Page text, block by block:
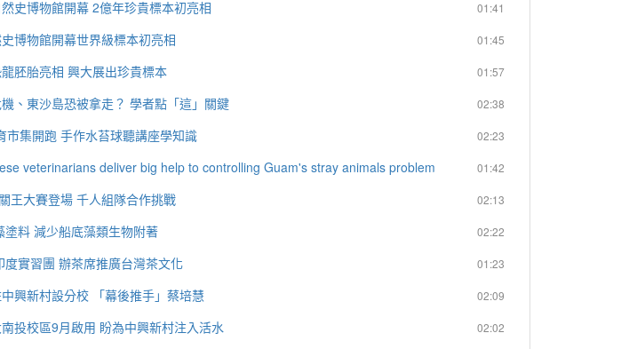
01:41
史博物館開幕 2億年珍貴標本初亮相
01:45
博物館開幕世界級標本初亮相
01:57
胚胎亮相 興大展出珍貴標本
02:38
、東沙島恐被拿走？ 學者點「這」關鍵
02:23
集開跑 手作水苔球聽講座學知識
01:42
veterinarians deliver big help to controlling Guam's stray animals problem
02:13
王大賽登場 千人組隊合作挑戰
02:22
料 減少船底藻類生物附著
01:23
實習團 辦茶席推廣台灣茶文化
02:09
興新村設分校 「幕後推手」蔡培慧
02:02
投校區9月啟用 盼為中興新村注入活水